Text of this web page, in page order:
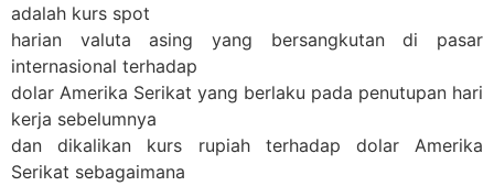
adalah kurs spot
harian valuta asing yang bersangkutan di pasar
internasional terhadap
dolar Amerika Serikat yang berlaku pada penutupan hari
kerja sebelumnya
dan dikalikan kurs rupiah terhadap dolar Amerika
Serikat sebagaimana